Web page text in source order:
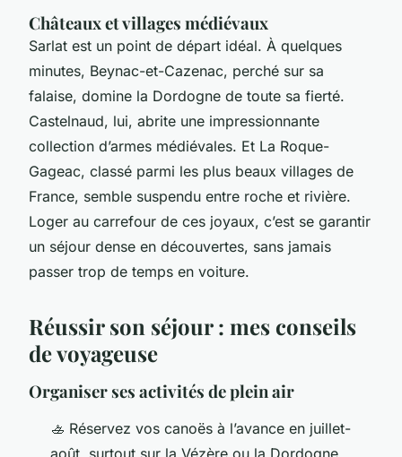
Châteaux et villages médiévaux
Sarlat est un point de départ idéal. À quelques
minutes, Beynac-et-Cazenac, perché sur sa
falaise, domine la Dordogne de toute sa fierté.
Castelnaud, lui, abrite une impressionnante
collection d’armes médiévales. Et La Roque-
Gageac, classé parmi les plus beaux villages de
France, semble suspendu entre roche et rivière.
Loger au carrefour de ces joyaux, c’est se garantir
un séjour dense en découvertes, sans jamais
passer trop de temps en voiture.
Réussir son séjour : mes conseils
de voyageuse
Organiser ses activités de plein air
🚣 Réservez vos canoës à l’avance en juillet-
août, surtout sur la Vézère ou la Dordogne.